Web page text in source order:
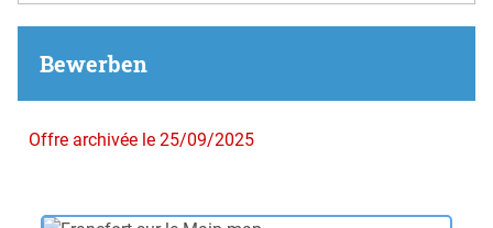
Bewerben
Offre archivée le 25/09/2025